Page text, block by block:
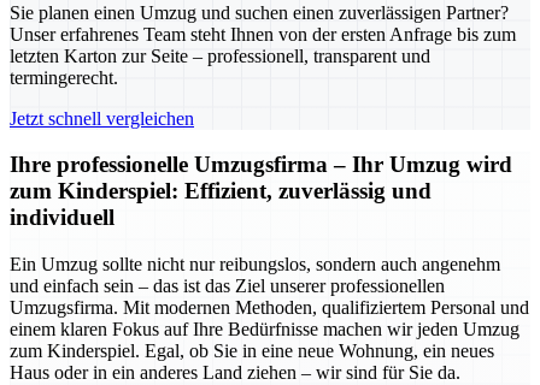
Sie planen einen Umzug und suchen einen zuverlässigen Partner?
Unser erfahrenes Team steht Ihnen von der ersten Anfrage bis zum
letzten Karton zur Seite – professionell, transparent und
termingerecht.
Jetzt schnell vergleichen
Ihre professionelle Umzugsfirma – Ihr Umzug wird
zum Kinderspiel: Effizient, zuverlässig und
individuell
Ein Umzug sollte nicht nur reibungslos, sondern auch angenehm
und einfach sein – das ist das Ziel unserer professionellen
Umzugsfirma. Mit modernen Methoden, qualifiziertem Personal und
einem klaren Fokus auf Ihre Bedürfnisse machen wir jeden Umzug
zum Kinderspiel. Egal, ob Sie in eine neue Wohnung, ein neues
Haus oder in ein anderes Land ziehen – wir sind für Sie da.